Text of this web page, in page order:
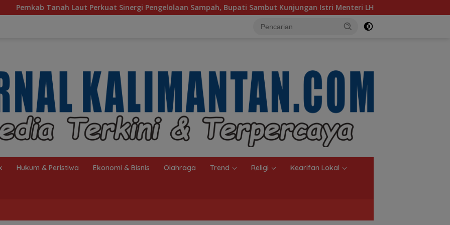
Sinergi Pengelolaan Sampah, Bupati Sambut Kunjungan Istri Menteri LH Sambut Ketua Komisi II DPR RI, Pemkot
Hukum & Peristiwa Ekonomi & Bisnis Olahraga Trend Religi Kearifan Lokal